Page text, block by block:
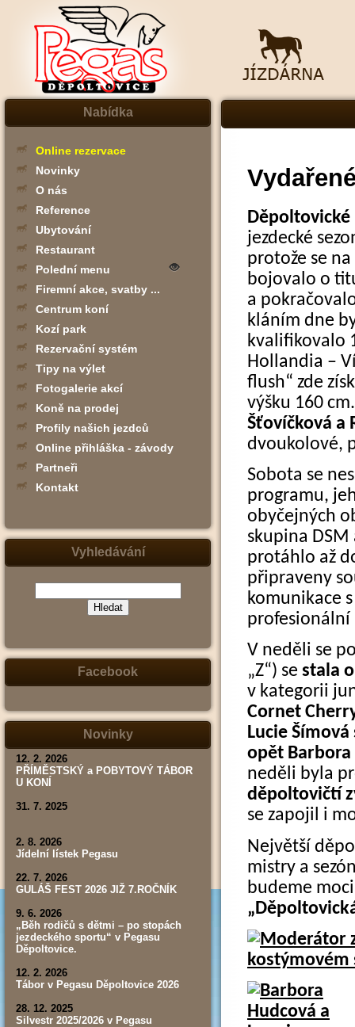
Nabídka
Online rezervace
Novinky
O nás
Reference
Ubytování
Restaurant
Polední menu
Firemní akce, svatby ...
Centrum koní
Kozí park
Rezervační systém
Tipy na výlet
Fotogalerie akcí
Koně na prodej
Profily našich jezdců
Online přihláška - závody
Partneři
Kontakt
Vyhledávání
jeho
část
spojení
tábor,
Facebook
Novinky
12. 2. 2026
PŘÍMĚSTSKÝ a POBYTOVÝ TÁBOR
U KONÍ
31. 7. 2025
2. 8. 2026
Jídelní lístek Pegasu
22. 7. 2026
GULÁŠ FEST 2026 JIŽ 7.ROČNÍK
9. 6. 2026
„Běh rodičů s dětmi – po stopách
jezdeckého sportu“ v Pegasu
Děpoltovice.
12. 2. 2026
Tábor v Pegasu Děpoltovice 2026
28. 12. 2025
Silvestr 2025/2026 v Pegasu
jezdecké
protože se
bojovalo o
a
kláním dne
kvalifikovalo
Hollandia –
flush“ zde
výšku 160 cm.
Šťovíčková a
dvoukolové,
Sobota se
programu,
obyčejných
skupina
protáhlo až
připraveny
komunikace
profesionální
V neděli se
„Z“) se stala
v kategorii
Cornet
Lucie Šímová
opět Barbora
neděli byla
děpoltovičtí
se zapojil i
Největší
mistry a
budeme